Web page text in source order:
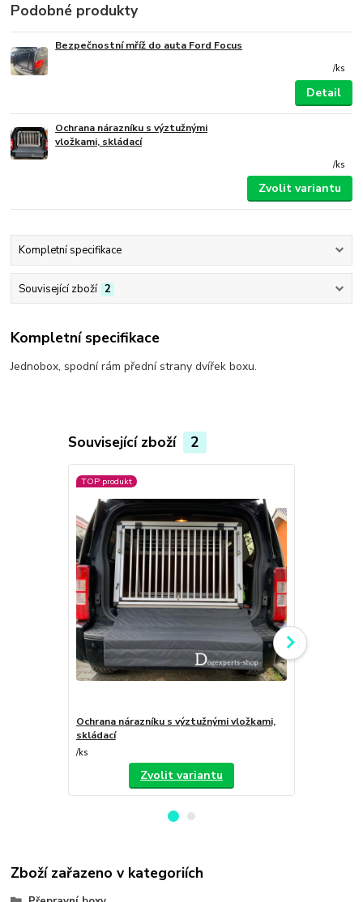
Podobné produkty
Bezpečnostní mříž do auta Ford Focus
/ks
Detail
Ochrana nárazníku s výztužnými
vložkami, skládací
/ks
Zvolit variantu
Kompletní specifikace
Související zboží 2
Kompletní specifikace
Jednobox, spodní rám přední strany dvířek boxu.
Související zboží 2
TOP produkt
Ochrana nárazníku s výztužnými vložkami,
skládací
/ks
Zvolit variantu
Zboží zařazeno v kategoriích